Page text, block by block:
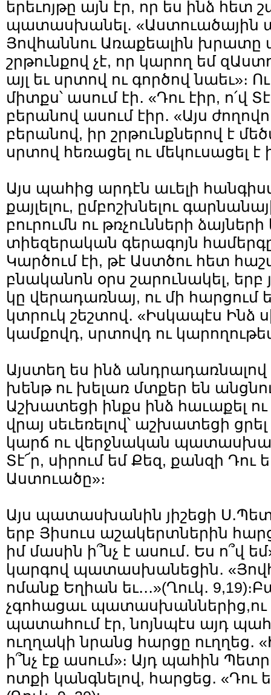
երեւոյթը այն էր, որ ես ինձ հետ
պատասխանել․ «Աստուածային
Յովհաննու Առաքեալին խրատը
շրթունքով չէ, որ կարող եմ
այլ եւ սրտով ու գործով նաեւ»։
միտքս՝ ասում էի․ «Դու էիր, ո՛վ
բերանով ասում էիր․ «Այս
բերանով, իր շրթունքներով է
սրտով հեռացել ու մեկուսացել է
Այս պահից արդէն աւելի
քայլելու, ըմբոշխնելու
բուրումն ու թռչունների
տիեզերական գերագոյն
Կարծում էի, թէ Աստծու հետ
բնականոն օրս շարունակել, երբ
կը վերադառնայ, ու մի հարցում
կտրուկ շեշտով․ «Իսկապէս Ինձ
կամքովդ, սրտովդ ու
Այստեղ ես ինձ անդրադառնալով
խենթ ու խելառ մտքեր են
Աշխատեցի ինքս ինձ հաւաքել
վրայ սեւեռելով՝ աշխատեցի
կարճ ու վերջնական
Տէ՜ր, սիրում եմ Քեզ, քանզի Դու
Աստուածը»։
Այս պատասխանին յիշեցի
երբ Յիսուս աշակերտներին
իմ մասին ի՞նչ է ասում․ Ես ո՞վ
կարգով պատասխանեցին․
ոմանք Եղիան եւ․․․»(Ղուկ․
չգոհացաւ պատասխաններից,ու
պատահում էր, նոյնպէս այդ
ուղղակի նրանց հարցը ուղղեց․
ի՞նչ էք ասում»։ Այդ պահին
ոտքի կանգնելով, հարցեց․ «Դու